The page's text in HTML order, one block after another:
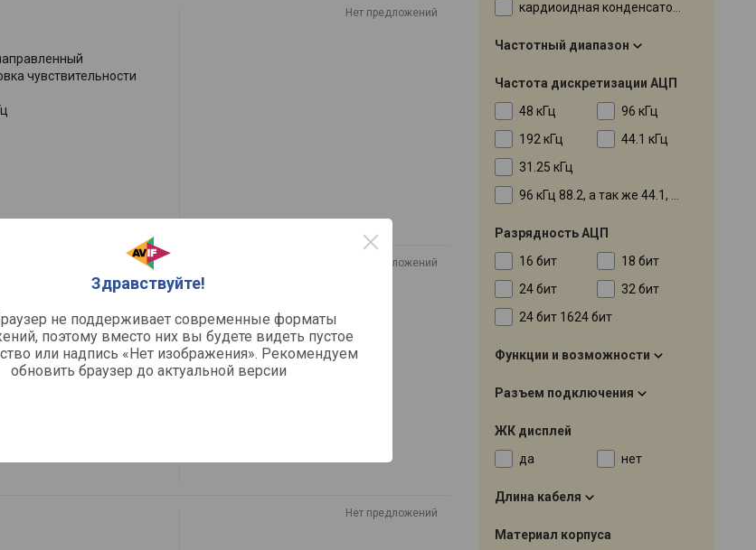
Здравствуйте!
не поддерживает современные форматы
поэтому вместо них вы будете видеть пустое
или надпись «Нет изображения». Рекомендуем
обновить браузер до актуальной версии
чувствительности
Нет предложений
разъем
Нет предложений
Нет предложений
кардиоидная конденсаторный капсюль , гиперкардиоидная динамический капсюль
Частотный диапазон
Частота дискретизации АЦП
48 кГц
96 кГц
192 кГц
44.1 кГц
31.25 кГц
96 кГц 88.2, а так же 44.1, 48 в macOS
Разрядность АЦП
16 бит
18 бит
24 бит
32 бит
24 бит 1624 бит
Функции и возможности
Разъем подключения
ЖК дисплей
да
нет
Длина кабеля
Материал корпуса